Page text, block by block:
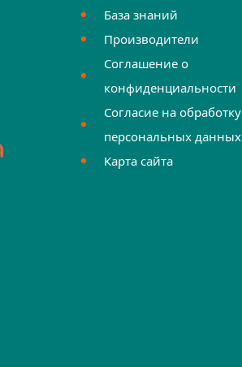
База знаний
Производители
Соглашение о
конфиденциальности
Согласие на обработку
персональных данных
Карта сайта